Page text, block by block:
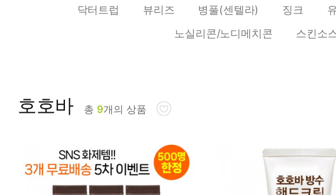
임상별
앰플/에센스/세
럼
바디/헤어/핸드/
풋
닥터트럽
뷰리즈 병풀(센텔라) 징크
노실리콘/노디메치콘
스킨소
호호바 총 9개의 상품